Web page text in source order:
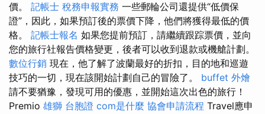
價。 記帳士 稅務申報實務 一些郵輪公司還提供“低價保
證”，因此，如果預訂後的票價下降，他們將獲得最低的價
格。 記帳士報名 如果您提前預訂，請繼續跟踪票價，並向
您的旅行社報告價格變更，後者可以收到退款或機艙計劃。
數位行銷 現在，他了解了波蘭最好的折扣，目的地和巡遊
技巧的一切，現在該開始計劃自己的冒險了。 buffet 外燴
請不要猶豫，發現可用的優惠，並開始這次出色的旅行！
Premio 雄獅 台胞證 com是什麼 協會申請流程 Travel應申